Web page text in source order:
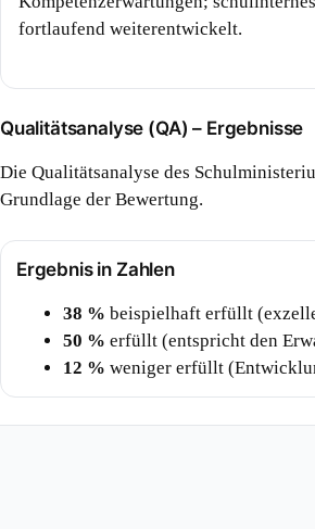
fortlaufend weiterentwickelt.
Qualitätsanalyse (QA) – Ergebnisse
Die Qualitätsanalyse des
Grundlage der Bewertung.
Ergebnis in Zahlen
38 % beispielhaft erfüllt
50 % erfüllt (entspricht den
12 % weniger erfüllt